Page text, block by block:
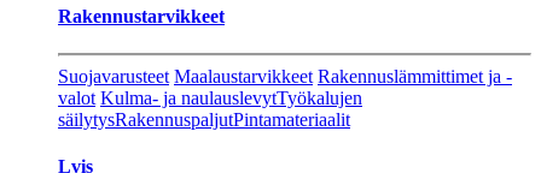
Rakennustarvikkeet
Suojavarusteet Maalaustarvikkeet Rakennuslämmittimet ja -
valot Kulma- ja naulauslevytTyökalujen
säilytysRakennuspaljutPintamateriaalit
Lvis